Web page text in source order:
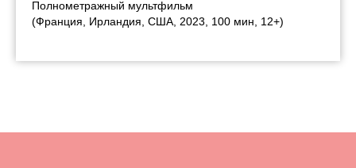
Полнометражный мультфильм
(Франция, Ирландия, США, 2023, 100 мин, 12+)